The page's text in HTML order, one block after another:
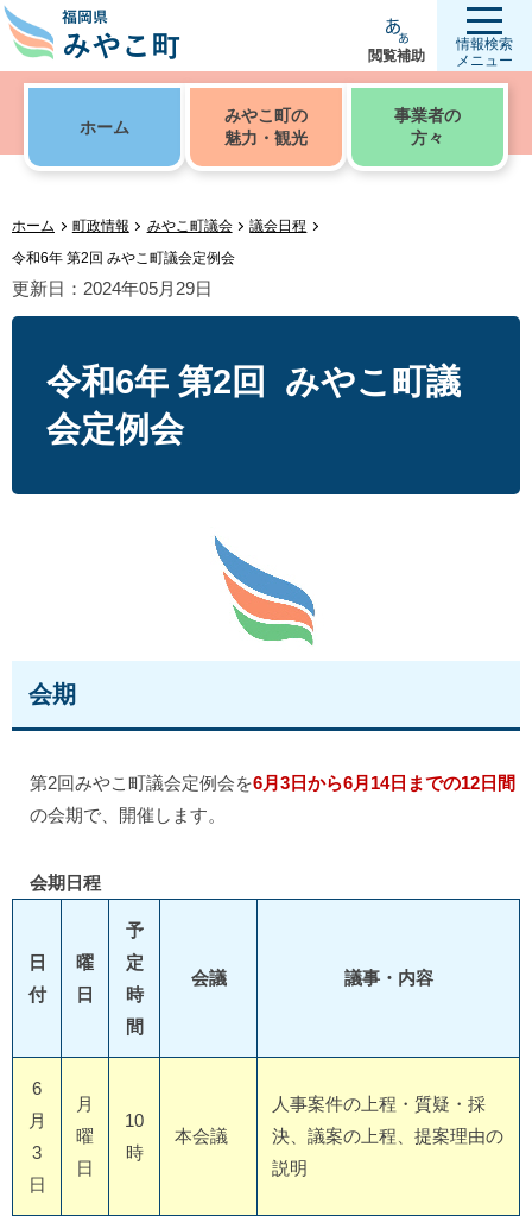
閲覧補助
情報検索
メニュー
ホーム
みやこ町の
魅力・観光
事業者の
方々
ホーム 町政情報 みやこ町議会
議会日程
令和6年 第2回 みやこ町議会定例会
更新日：2024年05月29日
令和6年 第2回 みやこ町議
会定例会
会期
第2回みやこ町議会定例会を6月3日から6月14日までの12日間
の会期で、開催します。
会期日程
日
付
曜
日
予
定
時
間
会議 議事・内容
6
月
3
日
月
曜
日
10
時
本会議
人事案件の上程・質疑・採
決、議案の上程、提案理由の
説明